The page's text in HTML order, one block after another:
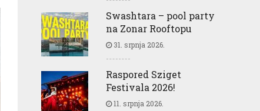
Swashtara – pool party
na Zonar Rooftopu
31. srpnja 2026.
Raspored Sziget
Festivala 2026!
11. srpnja 2026.